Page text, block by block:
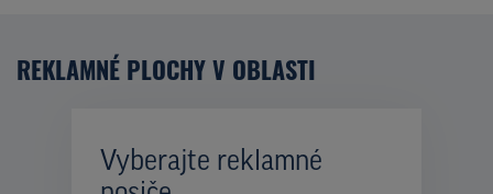
REKLAMNÉ PLOCHY V OBLASTI
Vyberajte reklamné